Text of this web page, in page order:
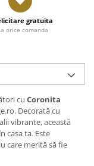
gratuita
orice comanda
cu Coronita
Decorată cu
vibrante, această
casa ta. Este
care merită să fie